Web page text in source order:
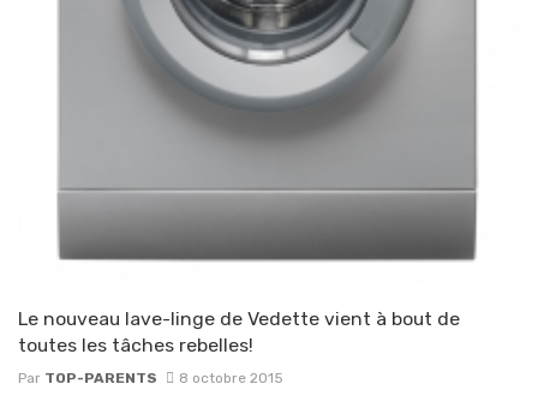
Le nouveau lave-linge de Vedette vient à bout de
toutes les tâches rebelles!
Par TOP-PARENTS 8 octobre 2015